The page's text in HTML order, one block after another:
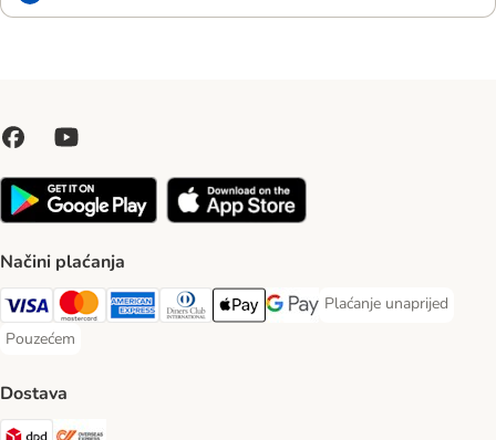
Načini plaćanja
Visa Payment Method
MasterCard Payment Method
American Express Payment Method
Diners Club Payment Method
Payment MethodGoogle pay Payment Method
Plaćanje unaprijed
Plaćanje unaprijed
Pouzećem
Pouzećem Payment Method
Dostava
DPD Shipping Method